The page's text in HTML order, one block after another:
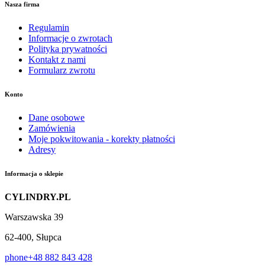
Nasza firma
Regulamin
Informacje o zwrotach
Polityka prywatności
Kontakt z nami
Formularz zwrotu
Konto
Dane osobowe
Zamówienia
Moje pokwitowania - korekty płatności
Adresy
Informacja o sklepie
CYLINDRY.PL
Warszawska 39
62-400, Słupca
phone+48 882 843 428